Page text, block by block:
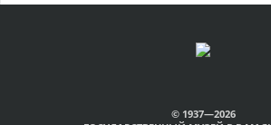
© 1937—2026